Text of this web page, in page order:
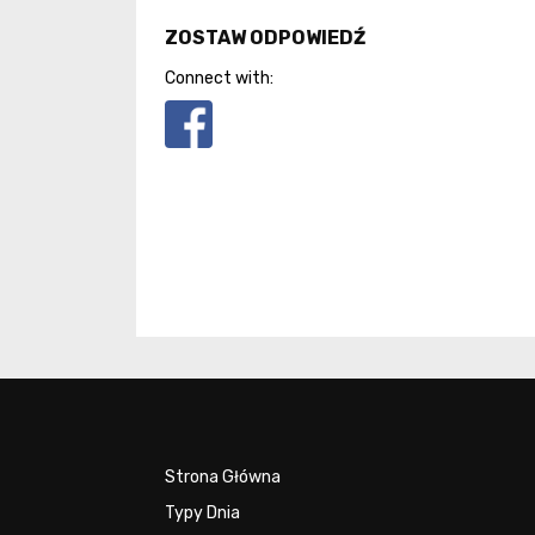
ZOSTAW ODPOWIEDŹ
Connect with:
Strona Główna
Typy Dnia